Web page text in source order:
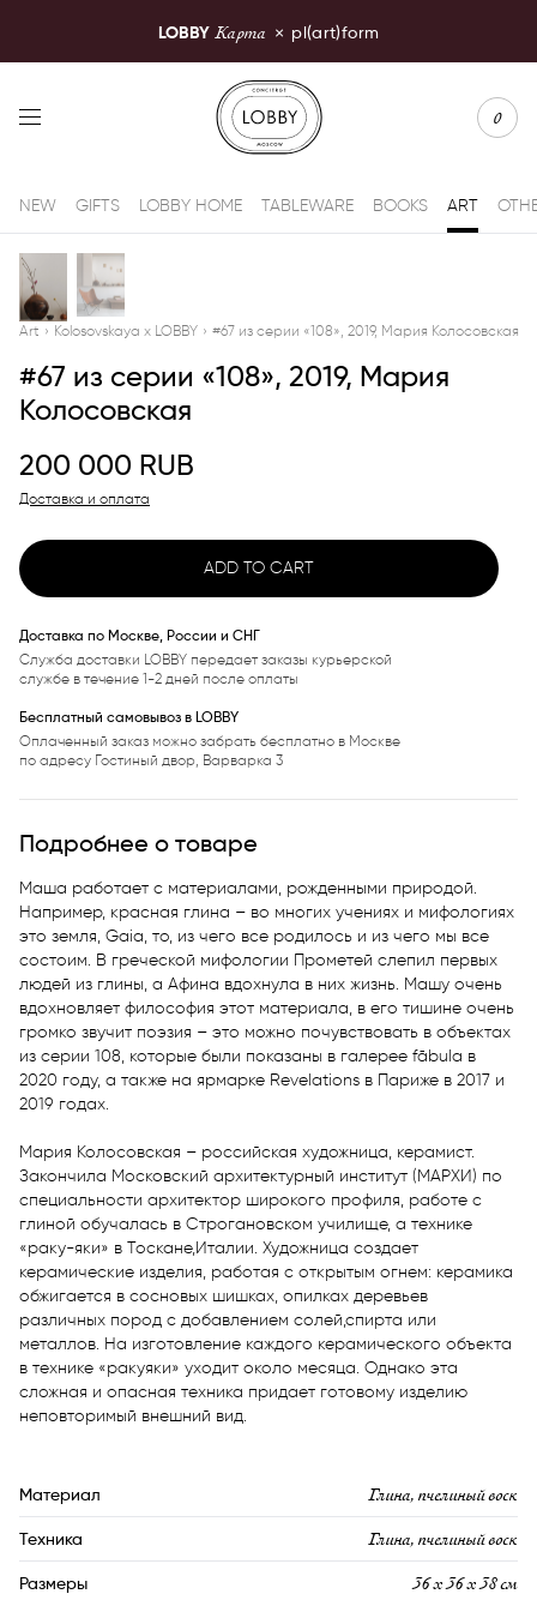
LOBBY Карта × pl(art)form
LOBBY Moscow
0
NEW GIFTS LOBBY HOME TABLEWARE BOOKS ART
Art › Kolosovskaya x LOBBY › #67 из серии «108», 2019, Мария Колосовская
#67 из серии «108», 2019, Мария
Колосовская
200 000 RUB
Доставка и оплата
ADD TO CART
Доставка по Москве, России и СНГ
Служба доставки LOBBY передает заказы курьерской
службе в течение 1-2 дней после оплаты
Бесплатный самовывоз в LOBBY
Оплаченный заказ можно забрать бесплатно в Москве
по адресу Гостиный двор, Варварка 3
Подробнее о товаре
Маша работает с материалами, рожденными природой.
Например, красная глина – во многих учениях и мифологиях
это земля, Gaia, то, из чего все родилось и из чего мы все
состоим. В греческой мифологии Прометей слепил первых
людей из глины, а Афина вдохнула в них жизнь. Машу очень
вдохновляет философия этот материала, в его тишине очень
громко звучит поэзия – это можно почувствовать в объектах
из серии 108, которые были показаны в галерее fābula в
2020 году, а также на ярмарке Revelations в Париже в 2017 и
2019 годах.
Мария Колосовская – российская художница, керамист.
Закончила Московский архитектурный институт (МАРХИ) по
специальности архитектор широкого профиля, работе с
глиной обучалась в Строгановском училище, а технике
«раку-яки» в Тоскане,Италии. Художница создает
керамические изделия, работая с открытым огнем: керамика
обжигается в сосновых шишках, опилках деревьев
различных пород с добавлением солей,спирта или
металлов. На изготовление каждого керамического объекта
в технике «ракуяки» уходит около месяца. Однако эта
сложная и опасная техника придает готовому изделию
неповторимый внешний вид.
Материал Глина, пчелиный воск
Техника Глина, пчелиный воск
Размеры 36 х 36 х 38 см